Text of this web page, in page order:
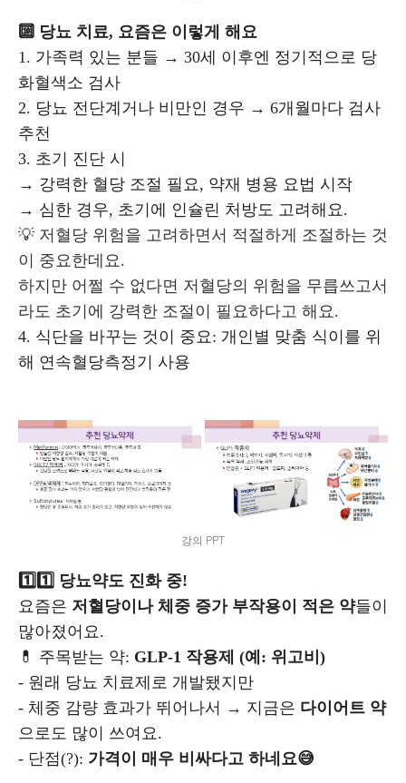
🔟 당뇨 치료, 요즘은 이렇게 해요
1. 가족력 있는 분들 → 30세 이후엔 정기적으로 당
화혈색소 검사
2. 당뇨 전단계거나 비만인 경우 → 6개월마다 검사
추천
3. 초기 진단 시
→ 강력한 혈당 조절 필요, 약재 병용 요법 시작
→ 심한 경우, 초기에 인슐린 처방도 고려해요.
💡 저혈당 위험을 고려하면서 적절하게 조절하는 것
이 중요한데요.
하지만 어쩔 수 없다면 저혈당의 위험을 무릅쓰고서
라도 초기에 강력한 조절이 필요하다고 해요.
4. 식단을 바꾸는 것이 중요: 개인별 맞춤 식이를 위
해 연속혈당측정기 사용
강의 PPT
1️⃣1️⃣ 당뇨약도 진화 중!
요즘은 저혈당이나 체중 증가 부작용이 적은 약들이
많아졌어요.
💊 주목받는 약: GLP-1 작용제 (예: 위고비)
- 원래 당뇨 치료제로 개발됐지만
- 체중 감량 효과가 뛰어나서 → 지금은 다이어트 약
으로도 많이 쓰여요.
- 단점(?): 가격이 매우 비싸다고 하네요😅